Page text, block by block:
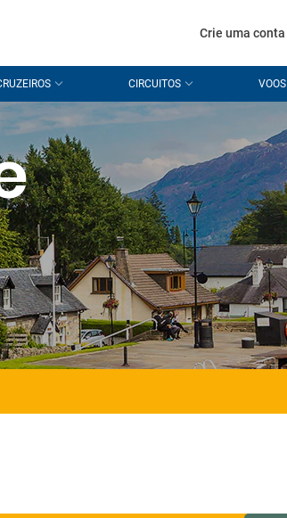
Crie uma conta
CIRCUITOS VOOS